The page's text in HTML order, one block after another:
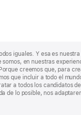
iguales. Y esa es
somos, en nuestras
creemos que, para
que incluir a todo el
a todos los candidatos
de lo posible, nos